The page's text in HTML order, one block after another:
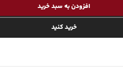
افزودن به سبد خرید
خرید کنید